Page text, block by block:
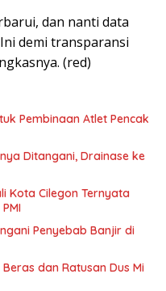
dan nanti data
demi transparansi
(red)
Pembinaan Atlet Pencak
Ditangani, Drainase ke
Kota Cilegon Ternyata
Penyebab Banjir di
dan Ratusan Dus Mi